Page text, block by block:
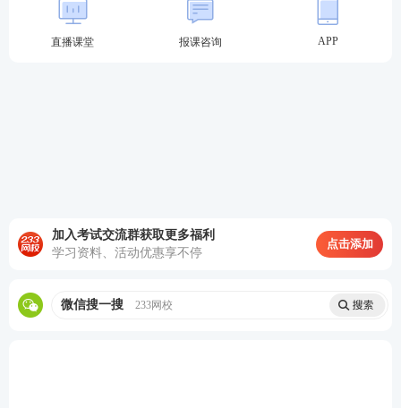
自汗 气虚卫阳不固
盗汗
疼痛性质特点及临床意义
胀痛是气滞;
直播课堂 报课咨询 APP
加入考试交流群获取更多福利
学习资料、活动优惠享不停
点击添加
微信搜一搜 233网校